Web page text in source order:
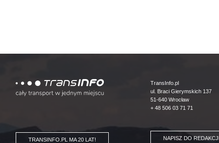
Logo
TRANSINFO.PL MA 20 LAT!
TransInfo.pl
ul. Braci Gierymskich 137
51-640 Wrocław
+ 48 506 03 71 71
NAPISZ DO REDAKCJI